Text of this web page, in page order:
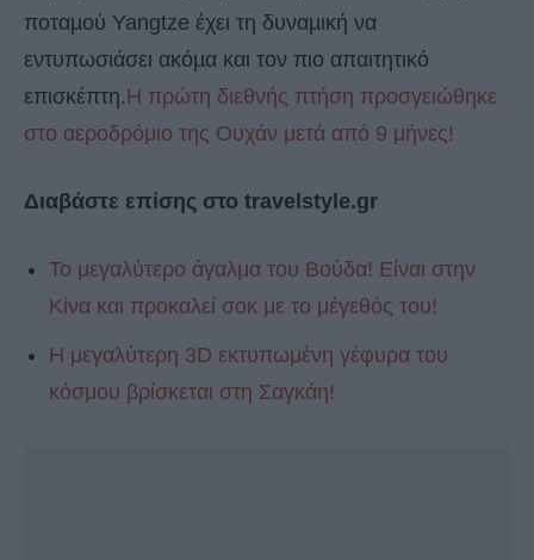
ποταµού Yangtze έχει τη δυναµική να
εντυπωσιάσει ακόµα και τον πιο απαιτητικό
επισκέπτη.Η πρώτη διεθνής πτήση προσγειώθηκε
στο αεροδρόμιο της Ουχάν μετά από 9 μήνες!
Διαβάστε επίσης στο travelstyle.gr
Το μεγαλύτερο άγαλμα του Βούδα! Είναι στην
Κίνα και προκαλεί σοκ με το μέγεθός του!
Η μεγαλύτερη 3D εκτυπωμένη γέφυρα του
κόσμου βρίσκεται στη Σαγκάη!